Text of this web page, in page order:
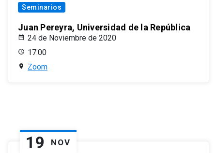
Seminarios
Juan Pereyra, Universidad de la República
24 de Noviembre de 2020
17:00
Zoom
19 NOV